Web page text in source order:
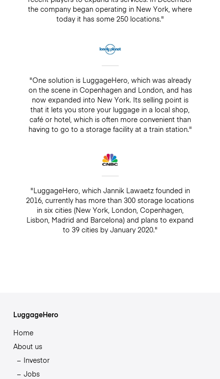
the company began operating in New York, where
today it has some 250 locations."
"One solution is LuggageHero, which was already
on the scene in Copenhagen and London, and has
now expanded into New York. Its selling point is
that it lets you store your luggage in a local shop,
café or hotel, which is often more convenient than
having to go to a storage facility at a train station."
"LuggageHero, which Jannik Lawaetz founded in
2016, currently has more than 300 storage locations
in six cities (New York, London, Copenhagen,
Lisbon, Madrid and Barcelona) and plans to expand
to 39 cities by January 2020."
LuggageHero
Home
About us
Investor
Jobs